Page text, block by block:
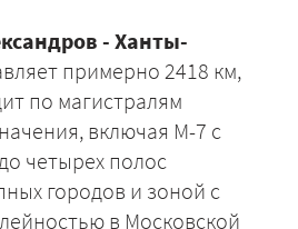
- Ханты-
примерно 2418 км,
по магистралям
включая М-7 с
четырех полос
городов и зоной с
в Московской